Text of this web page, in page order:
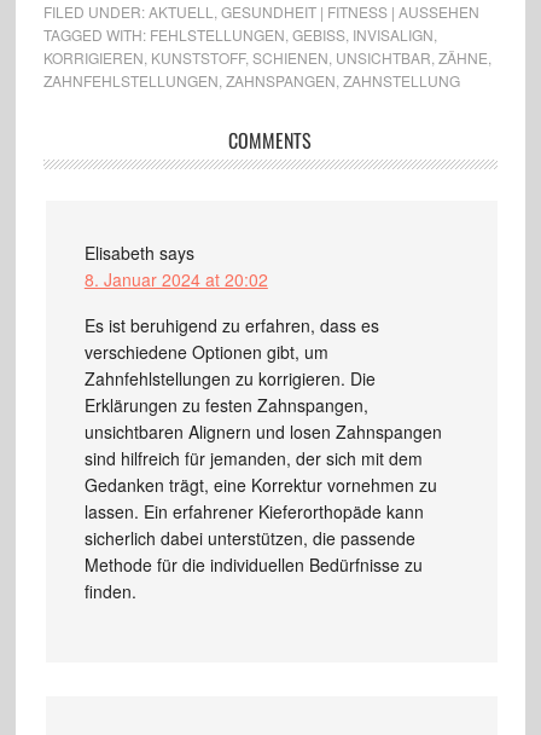
FILED UNDER:AKTUELL
GESUNDHEIT | FITNESS | AUSSEHEN
TAGGED WITH: FEHLSTELLUNGEN GEBISS, INVISALIGN
KORRIGIEREN KUNSTSTOFF, SCHIENEN UNSICHTBAR ZÄHNE
ZAHNFEHLSTELLUNGEN ZAHNSPANGEN ZAHNSTELLUNG
COMMENTS
Elisabeth says
8. Januar 2024 at 20:02
Es ist beruhigend zu erfahren, dass es
verschiedene Optionen gibt, um
Zahnfehlstellungen zu korrigieren. Die
Erklärungen zu festen Zahnspangen,
unsichtbaren Alignern und losen Zahnspangen
sind hilfreich für jemanden, der sich mit dem
Gedanken trägt, eine Korrektur vornehmen zu
lassen. Ein erfahrener Kieferorthopäde kann
sicherlich dabei unterstützen, die passende
Methode für die individuellen Bedürfnisse zu
finden.